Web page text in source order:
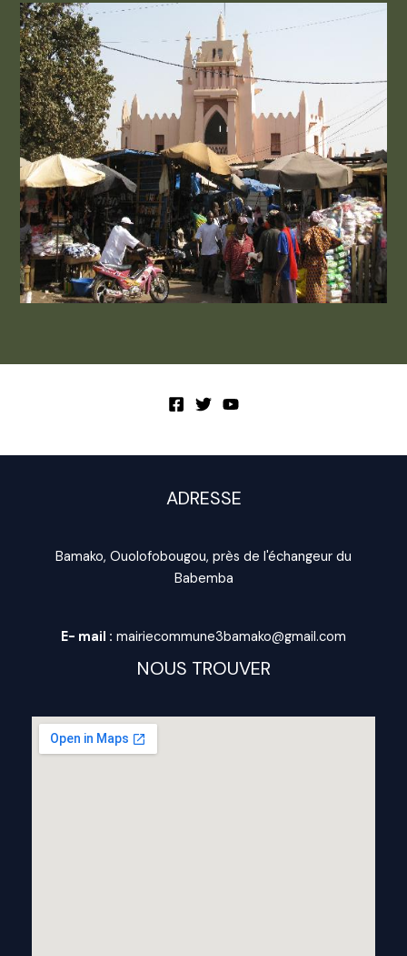
ADRESSE
Bamako, Ouolofobougou, près de l'échangeur du
Babemba
E- mail : mairiecommune3bamako@gmail.com
NOUS TROUVER